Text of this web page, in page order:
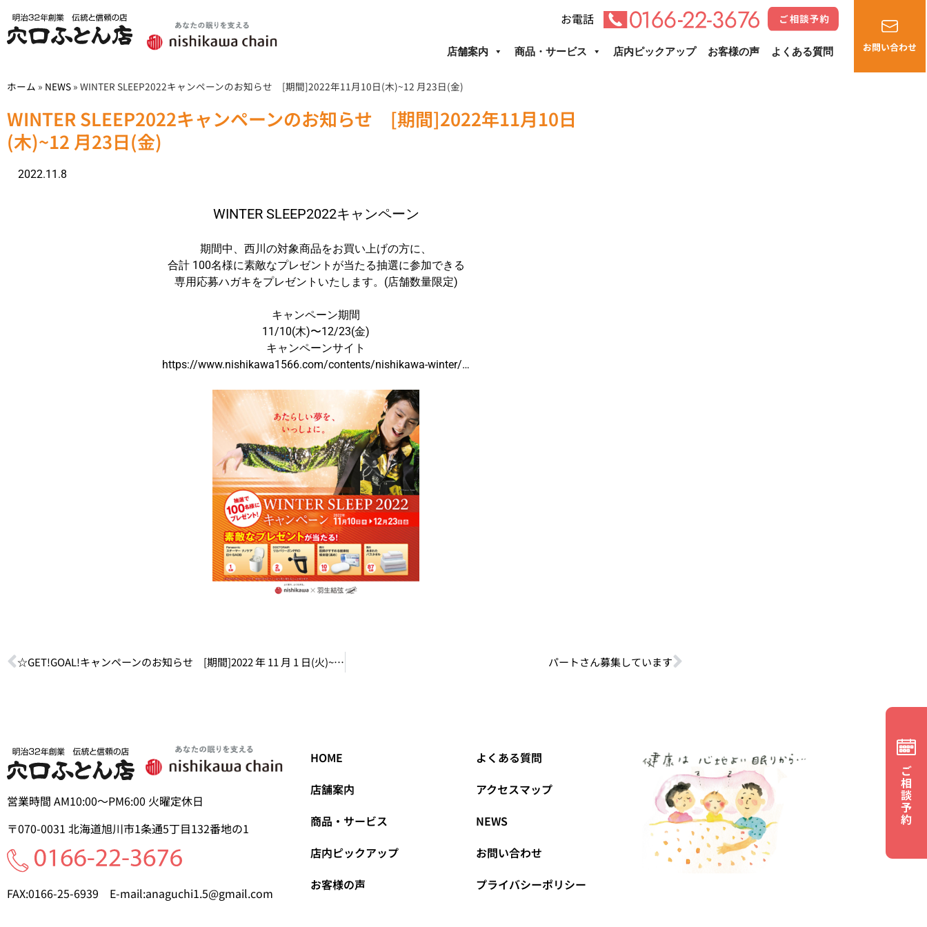
お電話
店舗案内 商品・サービス 店内ピックアップ お客様の声 よくある質問
ホーム » NEWS » WINTER SLEEP2022キャンペーンのお知らせ [期間]2022年11月10日(木)~12 月23日(金)
WINTER SLEEP2022キャンペーンのお知らせ [期間]2022年11月10日
(木)~12 月23日(金)
2022.11.8
WINTER SLEEP2022キャンペーン
期間中、西川の対象商品をお買い上げの方に、
合計 100名様に素敵なプレゼントが当たる抽選に参加できる
専用応募ハガキをプレゼントいたします。(店舗数量限定)
キャンペーン期間
11/10(木)〜12/23(金)
キャンペーンサイト
https://www.nishikawa1566.com/contents/nishikawa-winter/…
☆GET!GOAL!キャンペーンのお知らせ [期間]2022 年 11 月 1 日(火)~12 月 23 日(金) パートさん募集しています
営業時間 AM10:00～PM6:00 火曜定休日
〒070-0031 北海道旭川市1条通5丁目132番地の1
FAX:0166-25-6939 E-mail:anaguchi1.5@gmail.com
HOME
店舗案内
商品・サービス
店内ピックアップ
お客様の声
よくある質問
アクセスマップ
NEWS
お問い合わせ
プライバシーポリシー